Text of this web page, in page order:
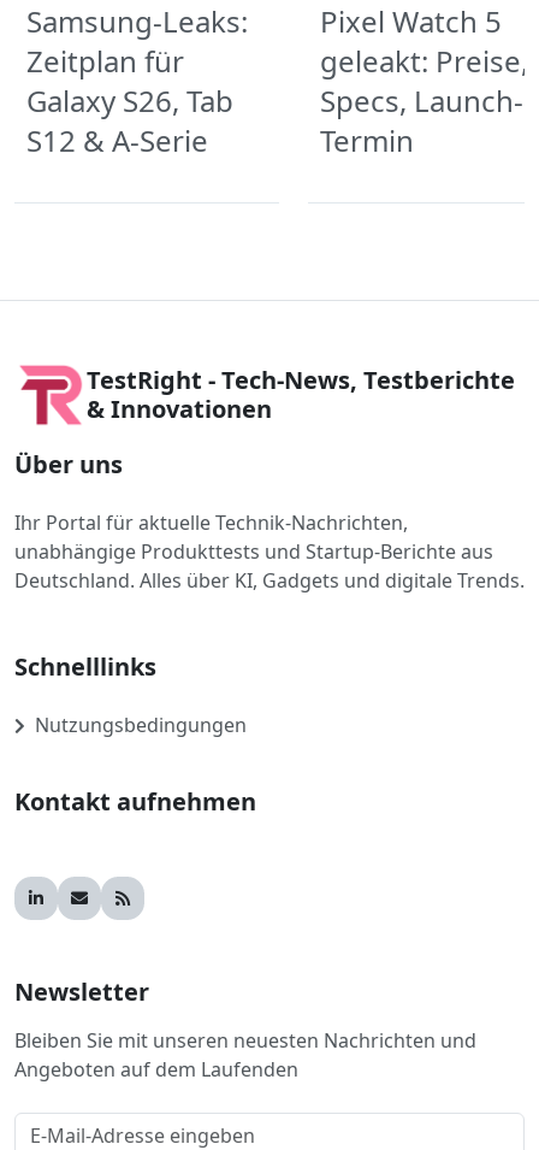
Samsung-Leaks:
Zeitplan für
Galaxy S26, Tab
S12 & A-Serie
Pixel Watch 5
geleakt: Preise,
Specs, Launch-
Termin
TestRight - Tech-News, Testberichte
& Innovationen
Über uns
Ihr Portal für aktuelle Technik-Nachrichten,
unabhängige Produkttests und Startup-Berichte aus
Deutschland. Alles über KI, Gadgets und digitale Trends.
Schnelllinks
Nutzungsbedingungen
Kontakt aufnehmen
Newsletter
Bleiben Sie mit unseren neuesten Nachrichten und
Angeboten auf dem Laufenden